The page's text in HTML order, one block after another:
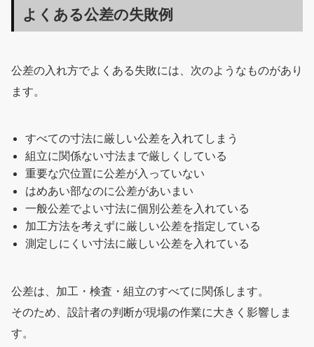
よくある公差の失敗例
公差の入れ方でよくある失敗には、次のようなものがあり
ます。
すべての寸法に厳しい公差を入れてしまう
組立に関係ない寸法まで厳しくしている
重要な穴位置に公差が入っていない
はめあい部なのに公差があいまい
一般公差でよい寸法に個別公差を入れている
加工方法を考えずに厳しい公差を指定している
測定しにくい寸法に厳しい公差を入れている
公差は、加工・検査・組立のすべてに関係します。
そのため、設計者の判断が現場の作業に大きく影響しま
す。